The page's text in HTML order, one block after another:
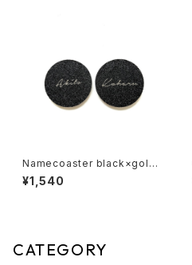
Namecoaster black×gold
cursive
¥1,540
CATEGORY